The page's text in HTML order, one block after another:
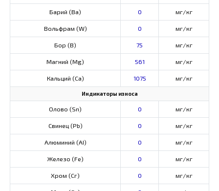
Барий (Ва) 0 мг/кг
Вольфрам (W) 0 мг/кг
Бор (В) 75 мг/кг
Магний (Mg) 561 мг/кг
Кальций (Са) 1075 мг/кг
Индикаторы износа
Олово (Sn) 0 мг/кг
Свинец (Pb) 0 мг/кг
Алюминий (AI) 0 мг/кг
Железо (Fe) 0 мг/кг
Хром (Сг) 0 мг/кг